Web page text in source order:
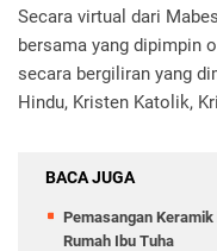
Secara virtual dari
bersama yang dipimpin
secara bergiliran yang
Hindu, Kristen Katolik,
BACA JUGA
Pemasangan
Rumah Ibu Tuha